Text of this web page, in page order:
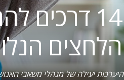
14 דרכים
הלחצים
היערכות יעילה של מנהלי משאבי